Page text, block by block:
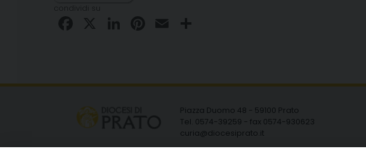
condividi su
Facebook
X LinkedIn
Pinterest
Email
Piazza Duomo 48 - 59100 Prato
Tel. 0574-39259 - fax 0574-930623
curia@diocesiprato.it